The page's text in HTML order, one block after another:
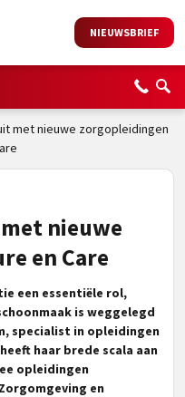
NIEUWSBRIEF
met nieuwe zorgopleidingen
nieuwe
en Care
een essentiële rol,
is weggelegd
specialist in opleidingen
haar brede scala aan
opleidingen
en